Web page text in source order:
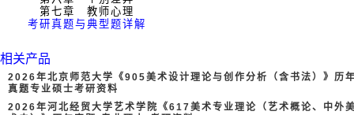
第七章 教师心理
考研真题与典型题详解
相关产品
2026年北京师范大学《905美术设计理论与创作分析（含书法）》历
真题专业硕士考研资料
2026年河北经贸大学艺术学院《617美术专业理论（艺术概论、中外